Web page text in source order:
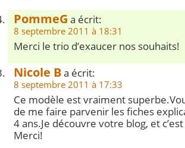
PommeG a écrit:
8 septembre 2011 à 18:31
Merci le trio d’exaucer nos souhaits!
Nicole Ba écrit:
8 septembre 2011 à 17:33
Ce modèle est vraiment
de me faire parvenir les fiches
4 ans.Je découvre votre blog, et
Merci!